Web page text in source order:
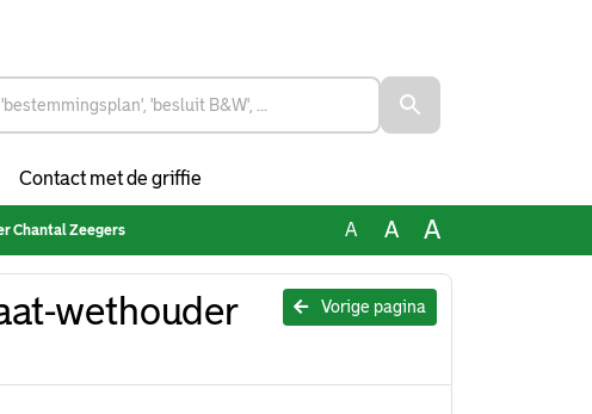
Contact met de griffie
Chantal Zeegers A A A
Vorige pagina
wethouder